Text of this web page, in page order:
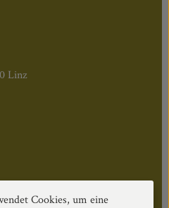
Linz
Cookies, um eine